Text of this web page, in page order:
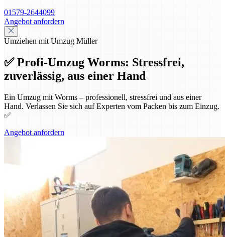
01579-2644099
Angebot anfordern
Umziehen mit Umzug Müller
✅ Profi-Umzug Worms: Stressfrei,
zuverlässig, aus einer Hand
Ein Umzug mit Worms – professionell, stressfrei und aus einer
Hand. Verlassen Sie sich auf Experten vom Packen bis zum Einzug.
✅
Angebot anfordern